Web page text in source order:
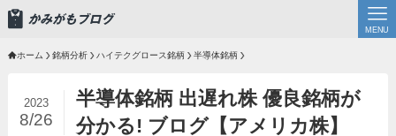
MENU
ホーム 銘柄分析 ハイテクグロース銘柄 半導体銘柄
半導体銘柄 出遅れ株 優良銘柄が
分かる! ブログ【アメリカ株】
2023
8/26